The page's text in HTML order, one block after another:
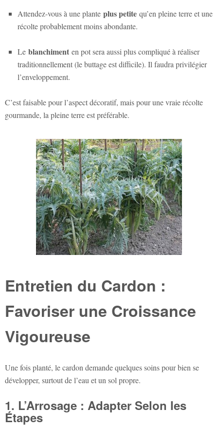
Attendez-vous à une plante plus petite qu’en pleine terre et une
récolte probablement moins abondante.
Le blanchiment en pot sera aussi plus compliqué à réaliser
traditionnellement (le buttage est difficile). Il faudra privilégier
l’enveloppement.
C’est faisable pour l’aspect décoratif, mais pour une vraie récolte
gourmande, la pleine terre est préférable.
Entretien du Cardon :
Favoriser une Croissance
Vigoureuse
Une fois planté, le cardon demande quelques soins pour bien se
développer, surtout de l’eau et un sol propre.
1. L’Arrosage : Adapter Selon les
Étapes